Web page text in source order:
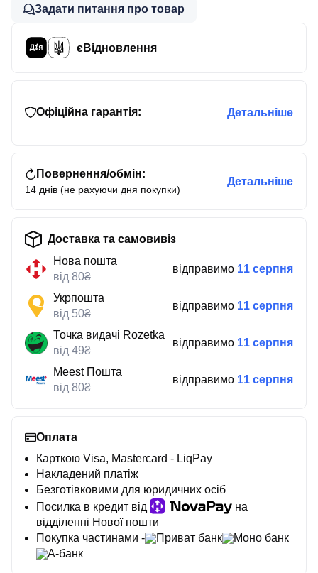
Задати питання про товар
єВідновлення
Офіційна гарантія: Детальніше
Повернення/обмін:
14 днів (не рахуючи дня покупки)
Детальніше
Доставка та самовивіз
Нова пошта
від 80₴
відправимо 11 серпня
Укрпошта
від 50₴
відправимо 11 серпня
Точка видачі Rozetka
від 49₴
відправимо 11 серпня
Meest Пошта
від 80₴
відправимо 11 серпня
Оплата
Карткою Visa, Mastercard - LiqPay
Накладений платіж
Безготівковими для юридичних осіб
Посилка в кредит від
на
відділенні Нової пошти
Покупка частинами -
Приват банк
Моно банк
А-банк